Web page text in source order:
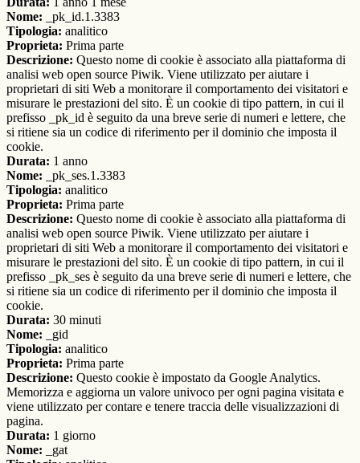
Nome: _pk_id.1.3383
Tipologia: analitico
Proprieta: Prima parte
Descrizione: Questo nome di cookie è associato alla piattaforma di
analisi web open source Piwik. Viene utilizzato per aiutare i
proprietari di siti Web a monitorare il comportamento dei visitatori e
misurare le prestazioni del sito. È un cookie di tipo pattern, in cui il
prefisso _pk_id è seguito da una breve serie di numeri e lettere, che
si ritiene sia un codice di riferimento per il dominio che imposta il
cookie.
Durata: 1 anno
Nome: _pk_ses.1.3383
Tipologia: analitico
Proprieta: Prima parte
Descrizione: Questo nome di cookie è associato alla piattaforma di
analisi web open source Piwik. Viene utilizzato per aiutare i
proprietari di siti Web a monitorare il comportamento dei visitatori e
misurare le prestazioni del sito. È un cookie di tipo pattern, in cui il
prefisso _pk_ses è seguito da una breve serie di numeri e lettere, che
si ritiene sia un codice di riferimento per il dominio che imposta il
cookie.
Durata: 30 minuti
Nome: _gid
Tipologia: analitico
Proprieta: Prima parte
Descrizione: Questo cookie è impostato da Google Analytics.
Memorizza e aggiorna un valore univoco per ogni pagina visitata e
viene utilizzato per contare e tenere traccia delle visualizzazioni di
pagina.
Durata: 1 giorno
Nome: _gat